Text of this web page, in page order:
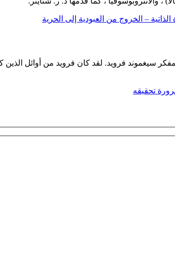
سيغموند فرويد. لقد كان فرويد من أوائل